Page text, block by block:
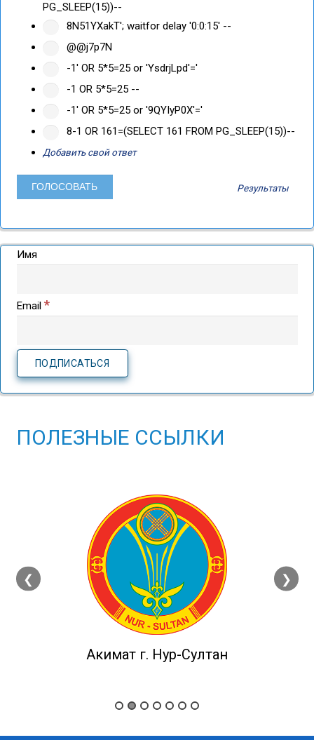
PG_SLEEP(15))--
8N51YXakT'; waitfor delay '0:0:15' --
@@j7p7N
-1' OR 5*5=25 or 'YsdrjLpd'='
-1 OR 5*5=25 --
-1' OR 5*5=25 or '9QYIyP0X'='
8-1 OR 161=(SELECT 161 FROM PG_SLEEP(15))--
Добавить свой ответ
Результаты
Имя
Email *
ПОЛЕЗНЫЕ ССЫЛКИ
❮
Акимат г. Нур-Султан
❯